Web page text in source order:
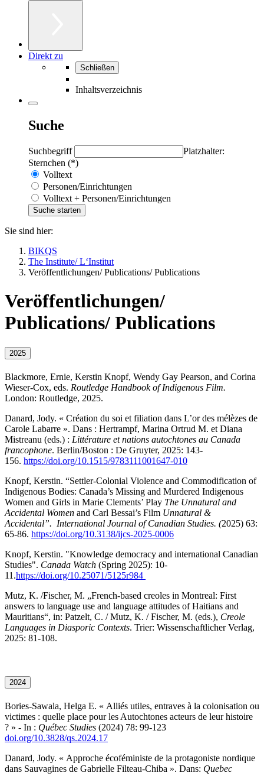
Direkt zu
Schließen
Inhaltsverzeichnis
Suche
Suchbegriff
Platzhalter:
Sternchen (*)
Volltext
Personen/Einrichtungen
Volltext + Personen/Einrichtungen
Sie sind hier:
BIKQS
The Institute/ L‘Institut
Veröffentlichungen/ Publications/ Publications
Veröffentlichungen/
Publications/ Publications
2025
Blackmore, Ernie, Kerstin Knopf, Wendy Gay Pearson, and Corina
Wieser-Cox, eds. Routledge Handbook of Indigenous Film.
London: Routledge, 2025.
Danard, Jody. « Création du soi et filiation dans L’or des mélèzes de
Carole Labarre ». Dans : Hertrampf, Marina Ortrud M. et Diana
Mistreanu (eds.) : Littérature et nations autochtones au Canada
francophone. Berlin/Boston : De Gruyter, 2025: 143-
156. https://doi.org/10.1515/9783111001647-010
Knopf, Kerstin. “Settler-Colonial Violence and Commodification of
Indigenous Bodies: Canada’s Missing and Murdered Indigenous
Women and Girls in Marie Clements’ Play The Unnatural and
Accidental Women and Carl Bessai’s Film Unnatural &
Accidental”. International Journal of Canadian Studies. (2025) 63:
65-86. https://doi.org/10.3138/ijcs-2025-0006
Knopf, Kerstin. "Knowledge democracy and international Canadian
Studies". Canada Watch (Spring 2025): 10-
11.https://doi.org/10.25071/5125r984
Mutz, K. /Fischer, M. „French-based creoles in Montreal: First
answers to language use and language attitudes of Haitians and
Mauritians“, in: Patzelt, C. / Mutz, K. / Fischer, M. (eds.), Creole
Languages in Diasporic Contexts. Trier: Wissenschaftlicher Verlag,
2025: 81-108.
2024
Bories-Sawala, Helga E. « Alliés utiles, entraves à la colonisation ou
victimes : quelle place pour les Autochtones acteurs de leur histoire
? » - In : Québec Studies (2024) 78: 99-123
doi.org/10.3828/qs.2024.17
Danard, Jody. « Approche écoféministe de la protagoniste nordique
dans Sauvagines de Gabrielle Filteau-Chiba ». Dans: Quebec